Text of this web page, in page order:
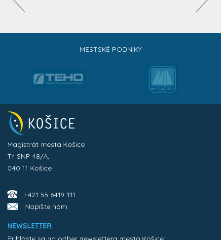
MESTSKÉ PODNIKY
Magistrát mesta Košice
Tr. SNP 48/A,
040 11 Košice
+421 55 6419 111
Napíšte nám
NEWSLETTER